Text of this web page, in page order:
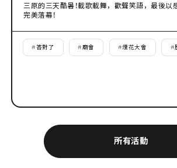
所有活動
三原的三天酷暑！載歌載舞，歡聲笑語，最後以
完美落幕！
# 答對了 #廟會 #煙花大會 #